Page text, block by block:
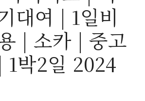
대여 | 1일비
| 소카 | 중고
1박2일 2024